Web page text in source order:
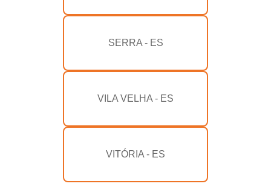
SERRA - ES
VILA VELHA - ES
VITÓRIA - ES